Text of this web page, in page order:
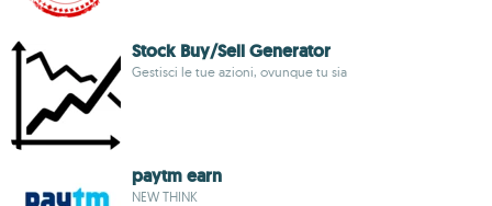
Stock Buy/Sell Generator
Gestisci le tue azioni, ovunque tu sia
paytm earn
NEW THINK